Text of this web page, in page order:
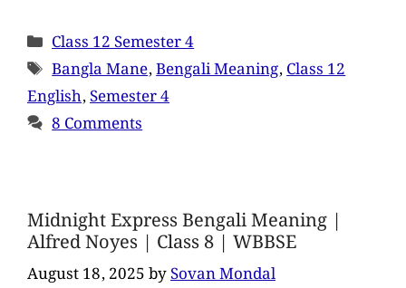
Class 12 Semester 4
Bangla Mane,Bengali Meaning,Class 12
English,Semester 4
8 Comments
Midnight Express Bengali Meaning |
Alfred Noyes | Class 8 | WBBSE
August 18, 2025bySovan Mondal